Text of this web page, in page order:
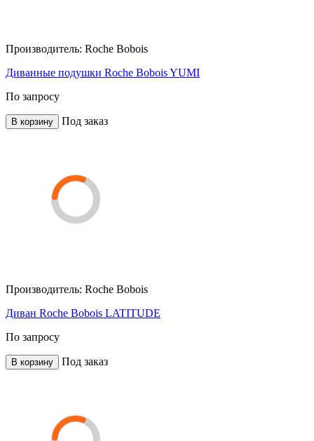
Производитель: Roche Bobois
Диванные подушки Roche Bobois YUMI
По запросу
В корзину Под заказ
Производитель: Roche Bobois
Диван Roche Bobois LATITUDE
По запросу
В корзину Под заказ